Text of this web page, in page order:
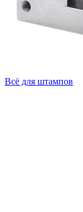
Всё для штампов